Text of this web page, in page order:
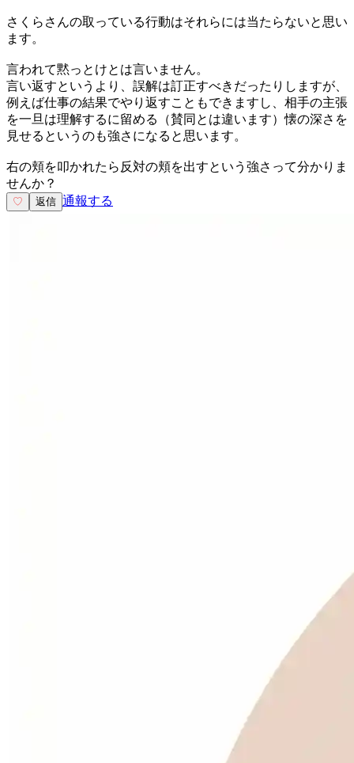
さくらさんの取っている行動はそれらには当たらないと思い
ます。
言われて黙っとけとは言いません。
言い返すというより、誤解は訂正すべきだったりしますが、
例えば仕事の結果でやり返すこともできますし、相手の主張
を一旦は理解するに留める（賛同とは違います）懐の深さを
見せるというのも強さになると思います。
右の頬を叩かれたら反対の頬を出すという強さって分かりま
せんか？
♡ 返信 通報する